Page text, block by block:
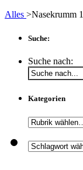
Alles >Nasekrumm 1
Suche:
Suche nach:
Kategorien